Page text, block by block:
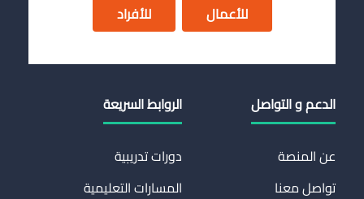
للأعمال للأفراد
الدعم و التواصل
عن المنصة
تواصل معنا
الروابط السريعة
دورات تدريبية
المسارات التعليمية